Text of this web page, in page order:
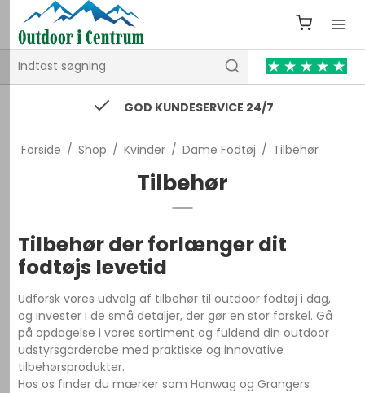
74 43 53 55 / kontakt@outdooricentrum.dk
Forside / Shop / Kvinder / Dame Fodtøj / Tilbehør
Tilbehør
Tilbehør der forlænger dit
fodtøjs levetid
Udforsk vores udvalg af tilbehør til outdoor fodtøj i dag,
og invester i de små detaljer, der gør en stor forskel. Gå
på opdagelse i vores sortiment og fuldend din outdoor
udstyrsgarderobe med praktiske og innovative
tilbehørsprodukter.
Hos os finder du mærker som Hanwag og Grangers